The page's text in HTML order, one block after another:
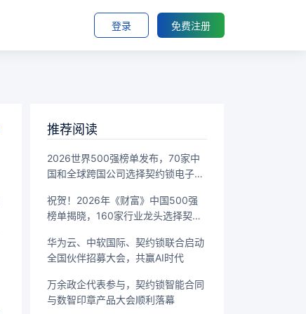
登录 免费注册
推荐阅读
2026世界500强榜单发布，70家中
国和全球跨国公司选择契约锁电子签
祝贺！2026年《财富》中国500强
榜单揭晓，160家行业龙头选择契约
华为云、中软国际、契约锁联合启动
全国伙伴招募大会，共赢AI时代
万余政企代表参与，契约锁智能合同
与数智印章产品大会顺利落幕